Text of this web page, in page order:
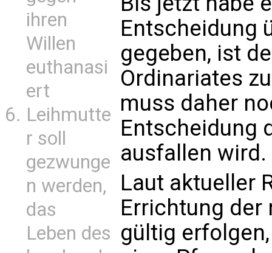
ihren
Willen
euthanasi
ert
Leihmutte
r soll
gezwunge
n werden,
das
Leben des
Entscheidung
gegeben, ist
Ordinariates
muss daher
Entscheidung
ausfallen wird.
Laut aktueller
Errichtung der
gültig